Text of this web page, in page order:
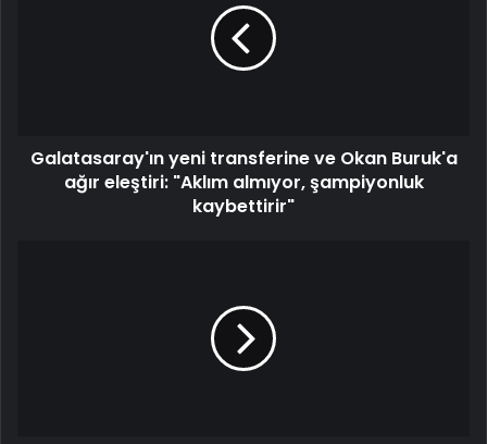
almıyor,
şampiyonluk
Galatasaray'ın yeni transferine ve Okan Buruk'a
ağır eleştiri: "Aklım almıyor, şampiyonluk
kaybettirir"